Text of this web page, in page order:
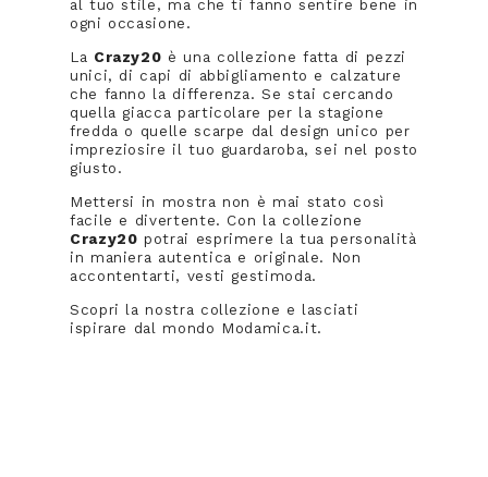
al tuo stile, ma che ti fanno sentire bene in
ogni occasione.
La Crazy20 è una collezione fatta di pezzi
unici, di capi di abbigliamento e calzature
che fanno la differenza. Se stai cercando
quella giacca particolare per la stagione
fredda o quelle scarpe dal design unico per
impreziosire il tuo guardaroba, sei nel posto
giusto.
Mettersi in mostra non è mai stato così
facile e divertente. Con la collezione
Crazy20 potrai esprimere la tua personalità
in maniera autentica e originale. Non
accontentarti, vesti gestimoda.
Scopri la nostra collezione e lasciati
ispirare dal mondo Modamica.it.